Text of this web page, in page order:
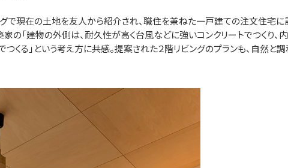
で現在の土地を友人から紹介され、職住を兼ねた一戸建ての注文住宅に
の「建物の外側は、耐久性が高く台風などに強いコンクリートでつくり、
くる」という考え方に共感。提案された２階リビングのプランも、自然と